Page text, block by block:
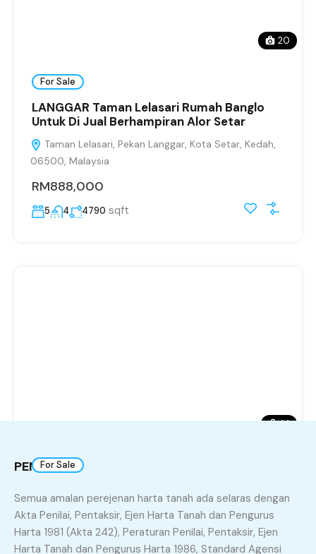
20
For Sale
LANGGAR Taman Lelasari Rumah Banglo
Untuk Di Jual Berhampiran Alor Setar
Taman Lelasari, Pekan Langgar, Kota Setar, Kedah,
06500, Malaysia
RM888,000
5 4 4790 sqft
14
For Sale
JITRA Desa Tanjung Banglo Setingkat Untuk
Di Jual
Jitra, Kubang Pasu, Kedah, 06000, Malaysia
PENAFIAN
Semua amalan perejenan harta tanah ada selaras dengan
Akta Penilai, Pentaksir, Ejen Harta Tanah dan Pengurus
Harta 1981 (Akta 242), Peraturan Penilai, Pentaksir, Ejen
Harta Tanah dan Pengurus Harta 1986, Standard Agensi